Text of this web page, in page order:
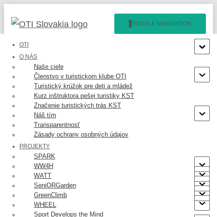
TOGGLE NAVIGATION
OTI
O NÁS
Naše ciele
Členstvo v turistickom klube OTI
Turistický krúžok pre deti a mládež
Kurz inštruktora pešej turistiky KST
Značenie turistických trás KST
Náš tím
Transparentnosť
Zásady ochrany osobných údajov
PROJEKTY
SPARK
WW4H
WATT
SeniORGarden
GreenClimb
WHEEL
Sport Develops the Mind
TRAILS – Trails Maintenance
and Exploration with Passions
Projekt TRAILS vznikol v partnerstve Slovenska, Rakúska a Srbska a je
zameraný na zlepšenie značenia a údržby turistických chodníkov. Naším
cieľom je inšpirovať mladú generáciu k dobrovoľníckej činnosti a podporiť ich
vášeň pre objavovanie prírody.